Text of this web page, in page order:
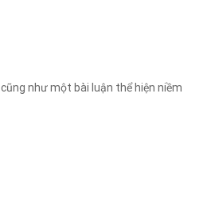
như một bài luận thể hiện niềm